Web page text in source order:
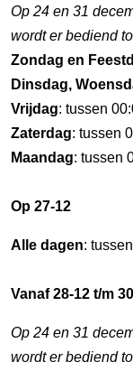
Op 24 en 31
wordt er bediend
Zondag en
Dinsdag,
Vrijdag: tussen
Zaterdag: tussen
Maandag: tussen
Op 27-12
Alle dagen:
Vanaf 28-12 t/m
Op 24 en 31
wordt er bediend